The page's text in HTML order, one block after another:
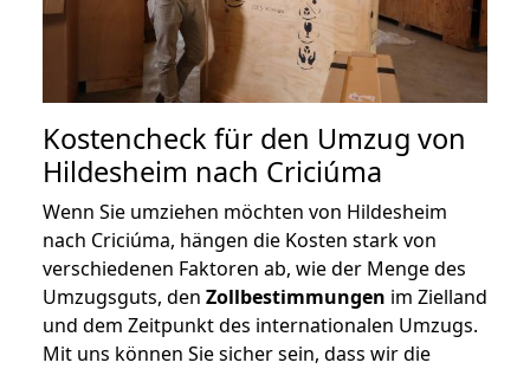
Kostencheck für den Umzug von
Hildesheim nach Criciúma
Wenn Sie umziehen möchten von Hildesheim
nach Criciúma, hängen die Kosten stark von
verschiedenen Faktoren ab, wie der Menge des
Umzugsguts, den Zollbestimmungen im Zielland
und dem Zeitpunkt des internationalen Umzugs.
Mit uns können Sie sicher sein, dass wir die